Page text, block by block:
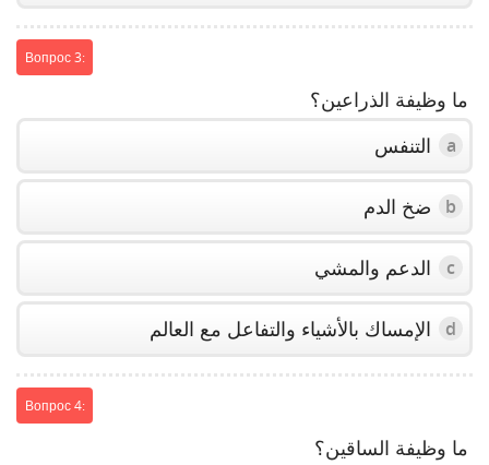
Вопрос 3:
ما وظيفة الذراعين؟
a التنفس
b ضخ الدم
c الدعم والمشي
d الإمساك بالأشياء والتفاعل مع العالم
Вопрос 4:
ما وظيفة الساقين؟